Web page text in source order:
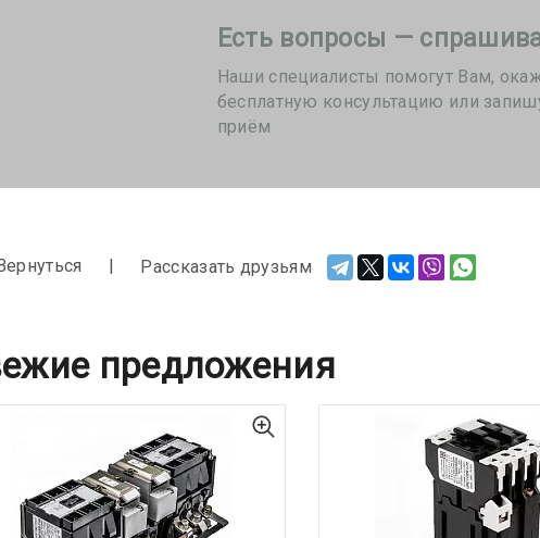
Есть вопросы —
Наши специалисты помогут Вам,
бесплатную консультацию или
приём
Рассказать друзьям
предложения